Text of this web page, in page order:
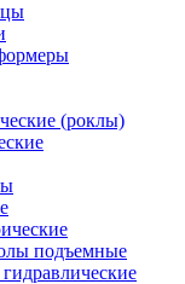
(роклы)
подъемные